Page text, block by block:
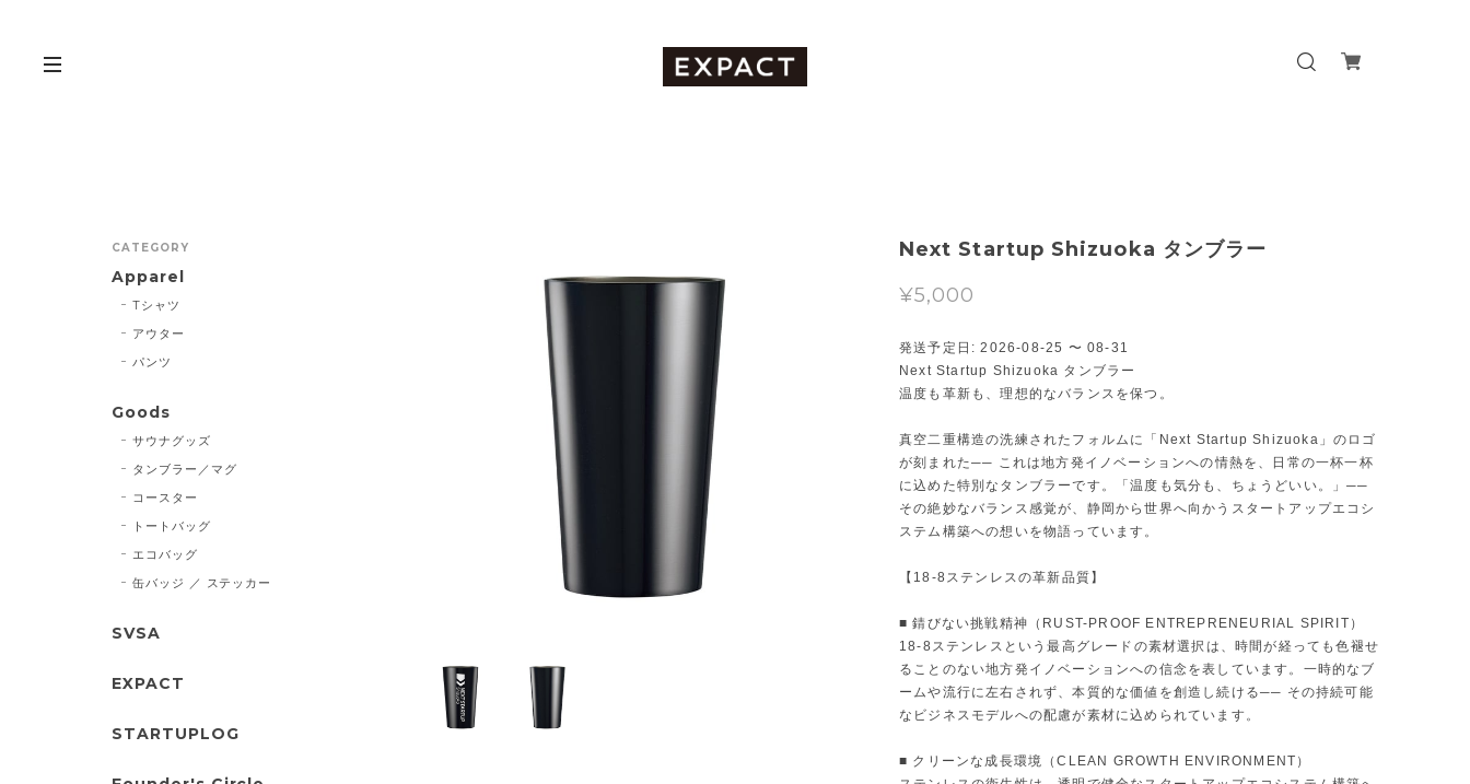
Next Startup Shizuoka タンブラー
¥5,000
発送予定日: 2026-08-25 〜 08-31
Next Startup Shizuoka タンブラー
温度も革新も、理想的なバランスを保つ。
真空二重構造の洗練されたフォルムに「Next Startup Shizuoka」のロゴ
が刻まれた── これは地方発イノベーションへの情熱を、日常の一杯一杯
に込めた特別なタンブラーです。「温度も気分も、ちょうどいい。」──
その絶妙なバランス感覚が、静岡から世界へ向かうスタートアップエコシ
ステム構築への想いを物語っています。
【18-8ステンレスの革新品質】
■ 錆びない挑戦精神（RUST-PROOF ENTREPRENEURIAL SPIRIT）
18-8ステンレスという最高グレードの素材選択は、時間が経っても色褪せ
ることのない地方発イノベーションへの信念を表しています。一時的なブ
ームや流行に左右されず、本質的な価値を創造し続ける── その持続可能
なビジネスモデルへの配慮が素材に込められています。
■ クリーンな成長環境（CLEAN GROWTH ENVIRONMENT）
CATEGORY
Apparel
Tシャツ
アウター
パンツ
Goods
サウナグッズ
タンブラー／マグ
コースター
トートバッグ
エコバッグ
缶バッジ ／ ステッカー
SVSA
EXPACT
STARTUPLOG